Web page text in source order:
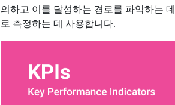
의하고 이를 달성하는 경로를 파악하는
로 측정하는 데 사용합니다.